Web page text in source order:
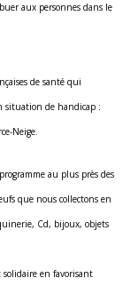
aux personnes dans le
de santé qui
situation de handicap :
Neige.
au plus près des
que nous collectons en
Cd, bijoux, objets
solidaire en favorisant